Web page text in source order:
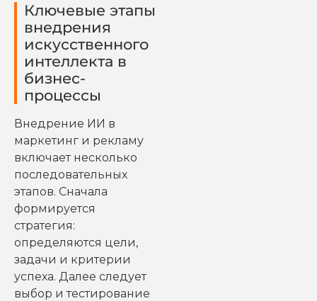
Ключевые этапы
внедрения
искусственного
интеллекта в
бизнес-
процессы
Внедрение ИИ в
маркетинг и рекламу
включает несколько
последовательных
этапов. Сначала
формируется
стратегия:
определяются цели,
задачи и критерии
успеха. Далее следует
выбор и тестирование